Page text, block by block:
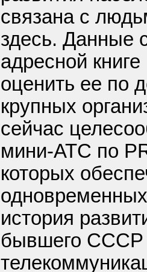
связана с
здесь. Данные
адресной
оценить ее по
крупных
сейчас
мини-АТС по
которых
история
бывшего СССР